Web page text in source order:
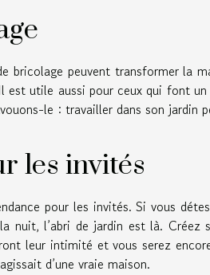
bricolage peuvent transformer la
utile aussi pour ceux qui font
le : travailler dans son jardin
les invités
pour les invités. Si vous
nuit, l’abri de jardin est là. Créez
leur intimité et vous serez
d’une vraie maison.